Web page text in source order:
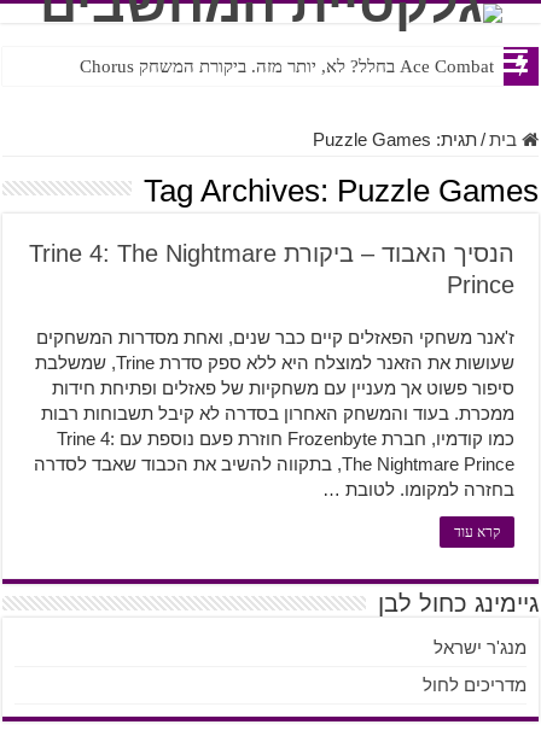
Ace Combat בחלל? לא, יותר מזה. ביקורת המשחק Chorus
Steven Universe והשירים שתורגמו בצורה נוראית לעברית
בית/תגית: Puzzle Games
Tag Archives: Puzzle Games
הנסיך האבוד – ביקורת Trine 4: The Nightmare
Prince
ז'אנר משחקי הפאזלים קיים כבר שנים, ואחת מסדרות המשחקים
שעושות את הזאנר למוצלח היא ללא ספק סדרת Trine, שמשלבת
סיפור פשוט אך מעניין עם משחקיות של פאזלים ופתיחת חידות
ממכרת. בעוד והמשחק האחרון בסדרה לא קיבל תשבוחות רבות
כמו קודמיו, חברת Frozenbyte חוזרת פעם נוספת עם Trine 4:
The Nightmare Prince, בתקווה להשיב את הכבוד שאבד לסדרה
בחזרה למקומו. לטובת …
קרא עוד
גיימינג כחול לבן
מנג'ר ישראל
מדריכים לחול